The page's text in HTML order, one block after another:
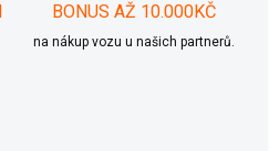
BONUS AŽ 10.000KČ
na nákup vozu u našich partnerů.